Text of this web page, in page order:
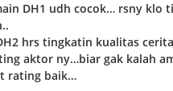
DH1 udh cocok… rsny klo
hrs tingkatin kualitas
aktor ny…biar gak kalah
rating baik…